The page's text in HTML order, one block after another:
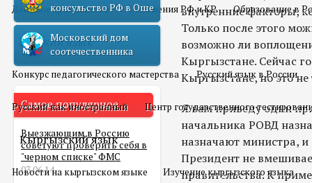
Двойное гражданство Отношения РФ и КР Образование в
Русский язык
Конкурс педагогического мастерства Русский язык в России
Русский как иностранный Центр государственного
Кыргызский язык
Новости на кыргызском языке Изучение кыргызского языка
консульство РФ в Оше
Московский дом
соотечественника
Самое популярное
Выезжающим в Россию
советуют проверить себя в
"черном списке" ФМС
03.06.14
внутренние факторы,
Только после этого
возможно ли
Кыргызстане. Сейчас
Кыргызстане, но это не
Я вам приведу один
начальника РОВД
назначают министра,
Президент не
правительства. К